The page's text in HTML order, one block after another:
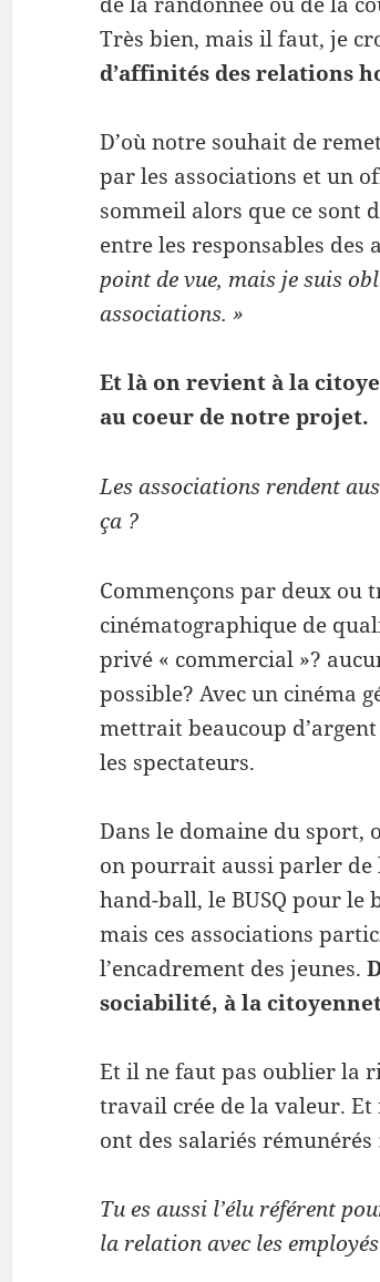
Très bien, mais il faut, je
d’affinités des relations
D’où notre souhait de
par les associations et un
sommeil alors que ce sont
entre les responsables des
point de vue, mais je suis
associations. »
Et là on revient à la
au coeur de notre projet.
Les associations rendent
ça ?
Commençons par deux ou
cinématographique de
privé « commercial »?
possible? Avec un cinéma
mettrait beaucoup
les spectateurs.
Dans le domaine du sport,
on pourrait aussi parler de
hand-ball, le BUSQ pour
mais ces associations
l’encadrement des jeunes.
sociabilité, à la
Et il ne faut pas oublier la
travail crée de la valeur. Et
ont des salariés rémunérés
Tu es aussi l’élu référent
la relation avec les